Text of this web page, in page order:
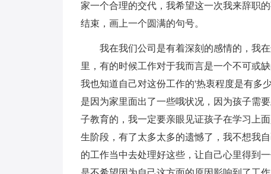
家一个合理的交代，我希望这一次我来辞职
结束，画上一个圆满的句号。
我在我们公司是有着深刻的感情的，我在
里，有的时候工作对于我而言是一个不可或
我也知道自己对这份工作的'热衷程度是有多
是因为家里面出了一些哦状况，因为孩子需
子教育的，我一定要亲眼见证孩子在学习上
生阶段，有了太多太多的遗憾了，我不想我
的工作当中去处理好这些，让自己心里得到